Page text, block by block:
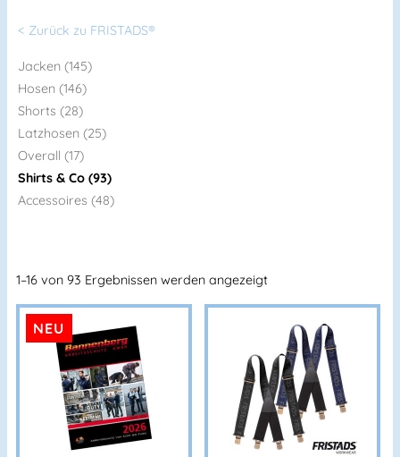
< Zurück zu FRISTADS®
Jacken (145)
Hosen (146)
Shorts (28)
Latzhosen (25)
Overall (17)
Shirts & Co (93)
Accessoires (48)
1–16 von 93 Ergebnissen werden angezeigt
NEU